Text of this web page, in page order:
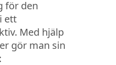
för den
ett
Med hjälp
gör man sin